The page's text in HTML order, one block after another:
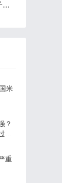
米
？
纳
重